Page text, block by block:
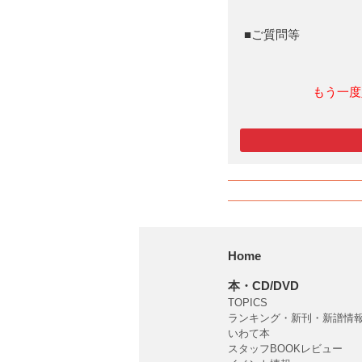
■ご質問等
もう一
Home
本・CD/DVD
TOPICS
ランキング・新刊・新譜情
いわて本
スタッフBOOKレビュー